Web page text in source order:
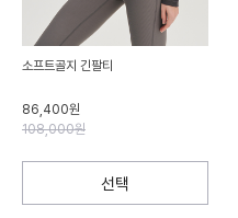
소프트골지 긴팔티
86,400원
108,000원
선택